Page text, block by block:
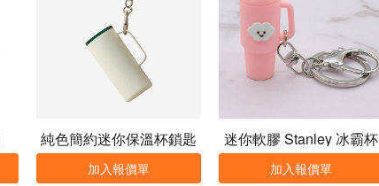
純色簡約迷你保溫杯鎖匙
扣
加入報價單
迷你軟膠 Stanley 冰霸杯
匙扣
加入報價單